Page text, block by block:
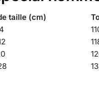
taille (cm)